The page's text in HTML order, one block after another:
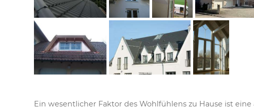
Ein wesentlicher Faktor des Wohlfühlens zu Hause ist